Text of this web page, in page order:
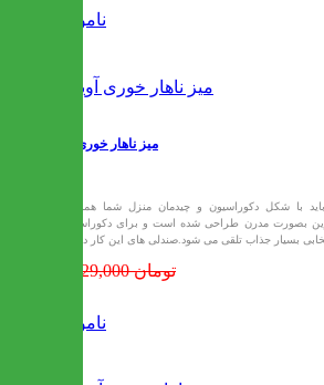
ناموجود
میز ناهار خوری آوین
با شکل دکوراسیون و چیدمان منزل شما هماهنگ
بصورت مدرن طراحی شده است و برای دکوراسیون
17,029,000 تومان
ناموجود